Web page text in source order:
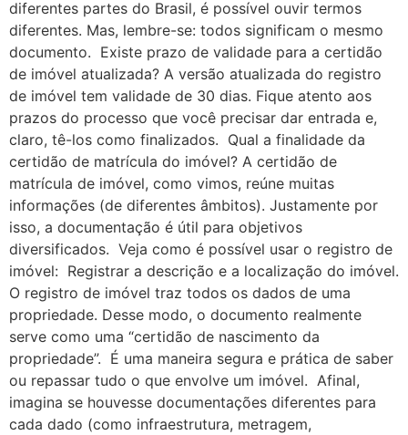
diferentes partes do Brasil, é possível ouvir termos
diferentes. Mas, lembre-se: todos significam o mesmo
documento. Existe prazo de validade para a certidão
de imóvel atualizada? A versão atualizada do registro
de imóvel tem validade de 30 dias. Fique atento aos
prazos do processo que você precisar dar entrada e,
claro, tê-los como finalizados. Qual a finalidade da
certidão de matrícula do imóvel? A certidão de
matrícula de imóvel, como vimos, reúne muitas
informações (de diferentes âmbitos). Justamente por
isso, a documentação é útil para objetivos
diversificados. Veja como é possível usar o registro de
imóvel: Registrar a descrição e a localização do imóvel.
O registro de imóvel traz todos os dados de uma
propriedade. Desse modo, o documento realmente
serve como uma “certidão de nascimento da
propriedade”. É uma maneira segura e prática de saber
ou repassar tudo o que envolve um imóvel. Afinal,
imagina se houvesse documentações diferentes para
cada dado (como infraestrutura, metragem,